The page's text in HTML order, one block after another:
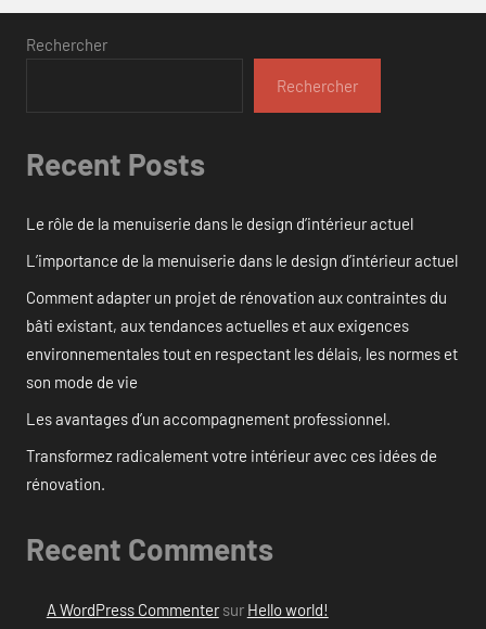
Rechercher
Rechercher
Recent Posts
Le rôle de la menuiserie dans le design d’intérieur actuel
L’importance de la menuiserie dans le design d’intérieur actuel
Comment adapter un projet de rénovation aux contraintes du
bâti existant, aux tendances actuelles et aux exigences
environnementales tout en respectant les délais, les normes et
son mode de vie
Les avantages d’un accompagnement professionnel.
Transformez radicalement votre intérieur avec ces idées de
rénovation.
Recent Comments
A WordPress Commentersur Hello world!